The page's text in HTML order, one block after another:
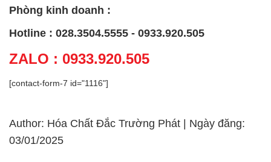
Phòng kinh doanh :
Hotline : 028.3504.5555 - 0933.920.505
ZALO : 0933.920.505
[contact-form-7 id="1116"]
Author: Hóa Chất Đắc Trường Phát | Ngày đăng:
03/01/2025